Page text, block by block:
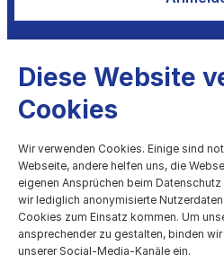
kulturBdigital
Digitale Entwicklung
Technologiestiftung Berlin
Grunewaldstr. 61-62, 10825
Diese Website
Cookies
Wir verwenden Cookies. Einige sind
Webseite, andere helfen uns, die
eigenen Ansprüchen beim
wir lediglich anonymisierte
Cookies zum Einsatz kommen. Um
ansprechender zu gestalten, binden
unserer Social-Media-Kanäle ein.